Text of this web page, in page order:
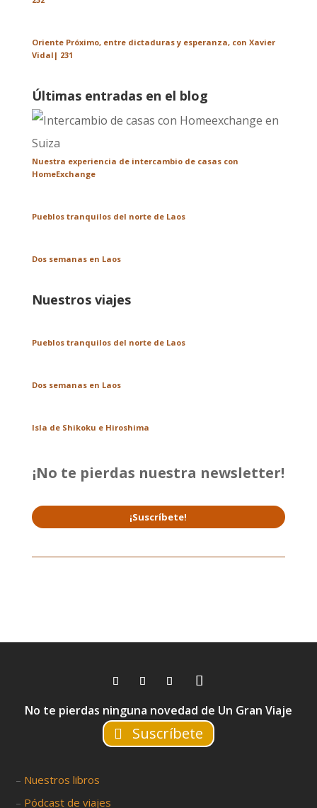
Oriente Próximo, entre dictaduras y esperanza, con Xavier
Vidal| 231
Últimas entradas en el blog
Nuestra experiencia de intercambio de casas con
HomeExchange
Pueblos tranquilos del norte de Laos
Dos semanas en Laos
Nuestros viajes
Pueblos tranquilos del norte de Laos
Dos semanas en Laos
Isla de Shikoku e Hiroshima
¡No te pierdas nuestra newsletter!
¡Suscríbete!
No te pierdas ninguna novedad de Un Gran Viaje
Suscríbete
– Nuestros libros
– Pódcast de viajes